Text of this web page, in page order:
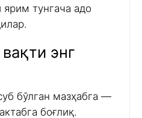
тунгача адо
энг
бўлган мазҳабга —
боғлиқ.